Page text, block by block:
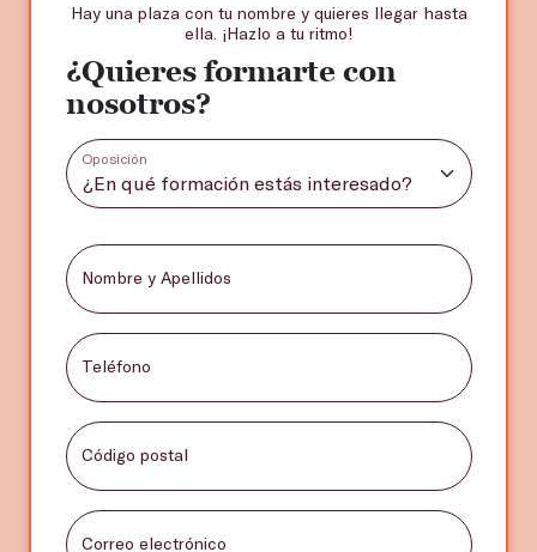
Hay una plaza con tu nombre y quieres llegar hasta
ella. ¡Hazlo a tu ritmo!
¿Quieres formarte con
nosotros?
Oposición
Nombre y Apellidos
Teléfono
Código postal
Correo electrónico